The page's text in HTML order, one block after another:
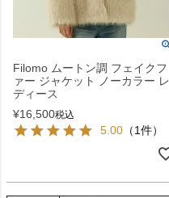
Filomo ムートン調 フェイクフ
ァー ジャケット ノーカラー レ
ディース
¥16,500税込
5.00 （1件）